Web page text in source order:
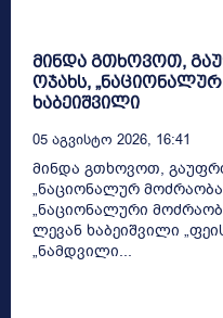
მინდა გთხოვოთ,
ოჯახს,
ხაბეიშვილი
05 Აგვისტო 2026, 16:41
მინდა გთხოვოთ,
„ნაციონალურ
„ნაციონალური
ლევან ხაბეიშვილი
„ნამდვილი...